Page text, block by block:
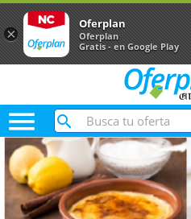

×
Oferplan
Oferplan
Gratis - en Google Play